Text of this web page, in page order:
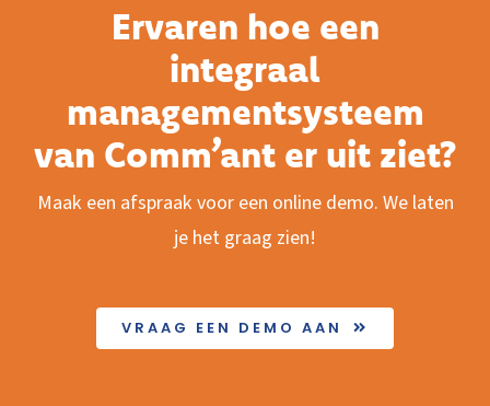
Ervaren hoe een
integraal
managementsysteem
van Comm’ant er uit ziet?
Maak een afspraak voor een online demo. We laten
je het graag zien!
VRAAG EEN DEMO AAN